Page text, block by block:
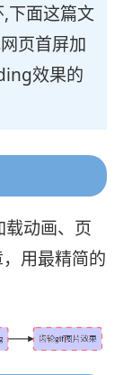
下面这篇文
页首屏加
效果的
动画、页
用最精简的